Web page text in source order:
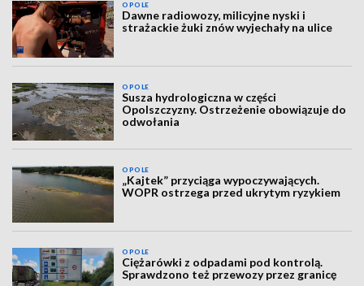
OPOLE
Dawne radiowozy, milicyjne nyski i
strażackie żuki znów wyjechały na ulice
OPOLE
Susza hydrologiczna w części
Opolszczyzny. Ostrzeżenie obowiązuje do
odwołania
OPOLE
„Kajtek” przyciąga wypoczywających.
WOPR ostrzega przed ukrytym ryzykiem
OPOLE
Ciężarówki z odpadami pod kontrolą.
Sprawdzono też przewozy przez granicę